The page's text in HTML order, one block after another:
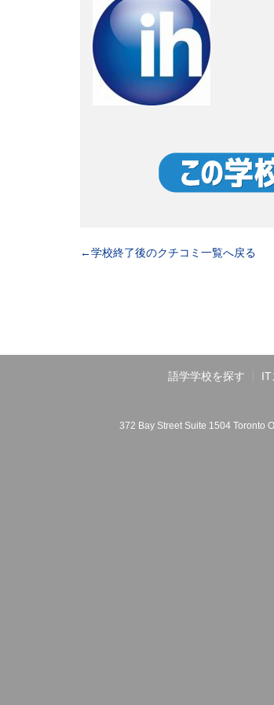
←学校終了後のクチコミ一覧へ戻る
語学学校を探す IT
372 Bay Street Suite 1504 Toronto